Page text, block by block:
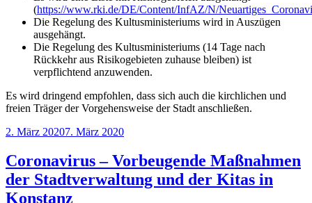
(https://www.rki.de/DE/Content/InfAZ/N/
Die Regelung des Kultusministeriums wird in Auszügen
ausgehängt.
Die Regelung des Kultusministeriums (14 Tage nach
Rückkehr aus Risikogebieten zuhause bleiben) ist
verpflichtend anzuwenden.
Es wird dringend empfohlen, dass sich auch die kirchlichen und
freien Träger der Vorgehensweise der Stadt anschließen.
Veröffentlicht
2. März 20207. März 2020
Coronavirus – Vorbeugende Maßnahmen
der Stadtverwaltung und der Kitas in
Konstanz